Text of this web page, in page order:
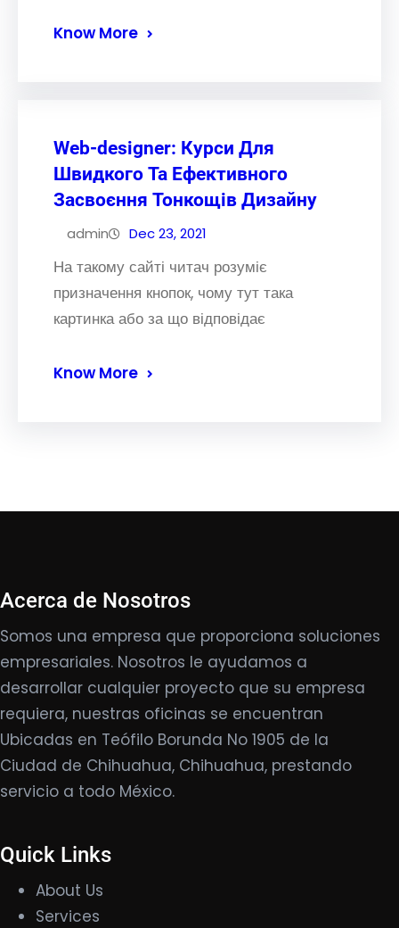
Know More
Web-designer: Курси Для
Швидкого Та Ефективного
Засвоєння Тонкощів Дизайну
admin Dec 23, 2021
На такому сайті читач розуміє
призначення кнопок, чому тут така
картинка або за що відповідає
Know More
Acerca de Nosotros
Somos una empresa que proporciona soluciones
empresariales. Nosotros le ayudamos a
desarrollar cualquier proyecto que su empresa
requiera, nuestras oficinas se encuentran
Ubicadas en Teófilo Borunda No 1905 de la
Ciudad de Chihuahua, Chihuahua, prestando
servicio a todo México.
Quick Links
About Us
Services